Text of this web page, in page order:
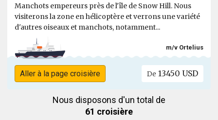
Manchots empereurs près de l'île de Snow Hill. Nous
visiterons la zone en hélicoptère et verrons une variété
d'autres oiseaux et manchots, notamment...
m/v Ortelius
Aller à la page croisière De 13450 USD
Nous disposons d'un total de
61 croisière